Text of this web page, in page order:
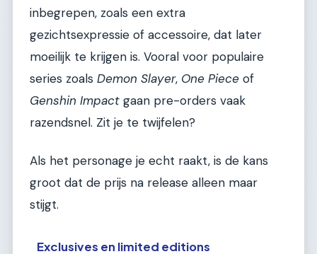
inbegrepen, zoals een extra
gezichtsexpressie of accessoire, dat later
moeilijk te krijgen is. Vooral voor populaire
series zoals Demon Slayer, One Piece of
Genshin Impact gaan pre-orders vaak
razendsnel. Zit je te twijfelen?
Als het personage je echt raakt, is de kans
groot dat de prijs na release alleen maar
stijgt.
Exclusives en limited editions